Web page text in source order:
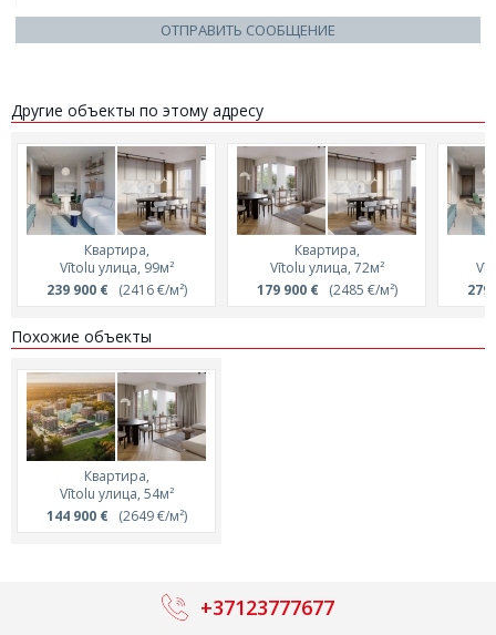
ОТПРАВИТЬ СООБЩЕНИЕ
Другие объекты по этому адресу
Квартира,
Vītolu улица, 99м²
239 900 €(2416 €/м²)
Квартира,
Vītolu улица, 72м²
179 900 €(2485 €/м²)
279
Похожие объекты
Квартира,
Vītolu улица, 54м²
144 900 €(2649 €/м²)
+37123777677